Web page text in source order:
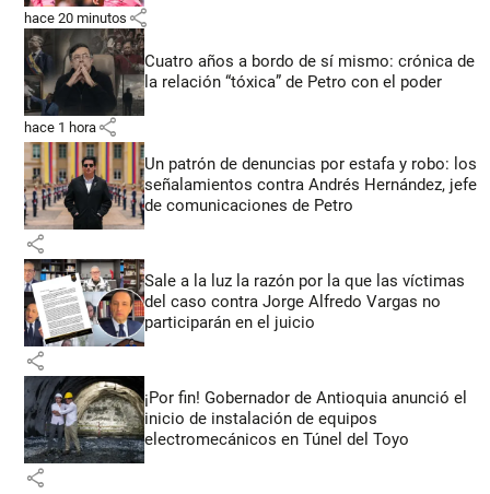
hace 20 minutos share
Cuatro años a bordo de sí mismo: crónica de
la relación “tóxica” de Petro con el poder
hace 1 hora share
Un patrón de denuncias por estafa y robo: los
señalamientos contra Andrés Hernández, jefe
de comunicaciones de Petro
share
Sale a la luz la razón por la que las víctimas
del caso contra Jorge Alfredo Vargas no
participarán en el juicio
share
¡Por fin! Gobernador de Antioquia anunció el
inicio de instalación de equipos
electromecánicos en Túnel del Toyo
share